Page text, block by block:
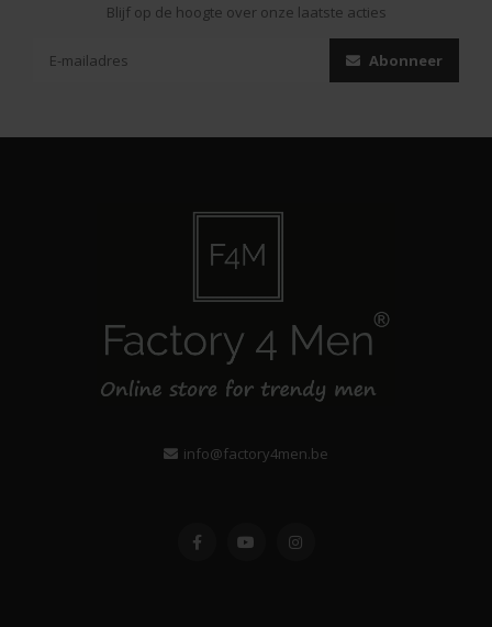
Blijf op de hoogte over onze laatste acties
Abonneer
info@factory4men.be